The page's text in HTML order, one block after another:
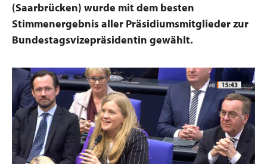
(Saarbrücken) wurde mit dem besten
Stimmenergebnis aller Präsidiumsmitglieder zur
Bundestagsvizepräsidentin gewählt.